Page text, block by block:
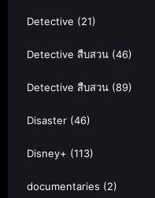
Detective (21)
Detective สืบสวน (46)
Detective สืบสวน (89)
Disaster (46)
Disney+ (113)
documentaries (2)